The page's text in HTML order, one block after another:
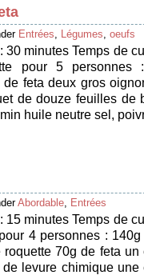
Entrées, Légumes, oeufs
30 minutes Temps de
pour 5
feta deux gros
de douze feuilles de
huile neutre sel,
Abordable, Entrées
15 minutes Temps de
4 personnes :
70g de feta un
levure chimique une